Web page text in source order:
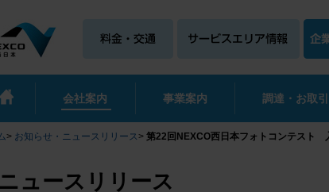
会社案内 事業案内 調達・お取引
> お知らせ・ニュースリリース > 第22回NEXCO西日本フォトコンテスト
ニュースリリース